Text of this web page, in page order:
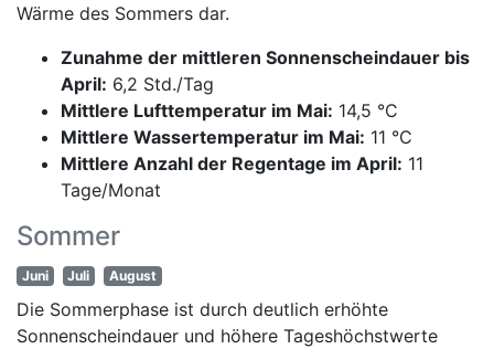
Wärme des Sommers dar.
Zunahme der mittleren Sonnenscheindauer bis
April: 6,2 Std./Tag
Mittlere Lufttemperatur im Mai: 14,5 °C
Mittlere Wassertemperatur im Mai: 11 °C
Mittlere Anzahl der Regentage im April: 11
Tage/Monat
Sommer
Juni Juli August
Die Sommerphase ist durch deutlich erhöhte
Sonnenscheindauer und höhere Tageshöchstwerte